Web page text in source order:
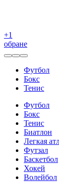
+1
обране
Футбол
Бокс
Тенис
Футбол
Бокс
Тенис
Биатлон
Легкая
Футзал
Баскетбол
Хокей
Волейбол